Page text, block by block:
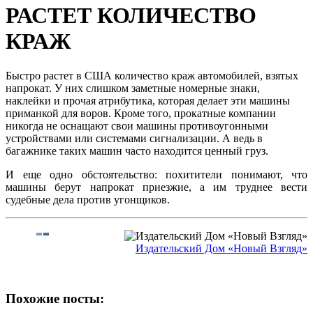
РАСТЕТ КОЛИЧЕСТВО
КРАЖ
Быстро растет в США количество краж автомобилей, взятых
напрокат. У них слишком заметные номерные знаки,
наклейки и прочая атрибутика, которая делает эти машины
приманкой для воров. Кроме того, прокатные компании
никогда не оснащают свои машины противоугонными
устройствами или системами сигнализации. А ведь в
багажнике таких машин часто находится ценный груз.
И еще одно обстоятельство: похитители понимают, что
машины берут напрокат приезжие, а им труднее вести
судебные дела против угонщиков.
Издательский Дом «Новый Взгляд»
Похожие посты: